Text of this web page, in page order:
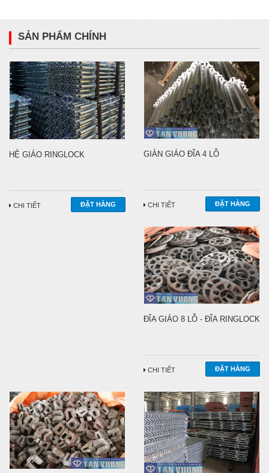
SẢN PHẨM CHÍNH
HỆ GIÁO RINGLOCK
CHI TIẾT
GIÀN GIÁO ĐĨA 4 LỖ
CHI TIẾT
ĐĨA GIÁO 8 LỖ - ĐĨA RINGLOCK
CHI TIẾT